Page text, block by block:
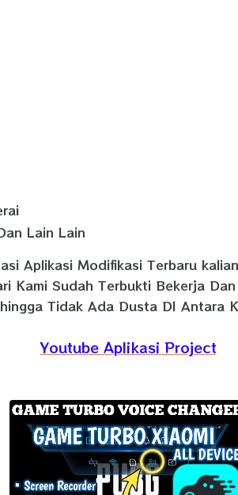
Lain Lain
Aplikasi Modifikasi Terbaru
Kami Sudah Terbukti Bekerja
Tidak Ada Dusta DI Antara
Youtube Aplikasi Project